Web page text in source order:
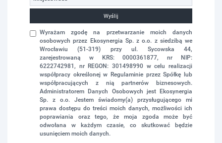
Wyślij
Wyrażam zgodę na przetwarzanie moich danych
osobowych przez Ekosynergia Sp. z o.o. z siedzibą we
Wrocławiu (51-319) przy ul. Sycowska 44,
zarejestrowaną w KRS: 0000361877, nr NIP:
6222742981, nr REGON: 301498990 w celu realizacji
współpracy określonej w Regulaminie przez Spółkę lub
współpracujących z nią partnerów biznesowych.
Administratorem Danych Osobowych jest Ekosynergia
Sp. z o.o. Jestem świadomy(a) przysługującego mi
prawa dostępu do treści moich danych, możliwości ich
poprawiania oraz tego, że moja zgoda może być
odwołana w każdym czasie, co skutkować będzie
usunięciem moich danych.